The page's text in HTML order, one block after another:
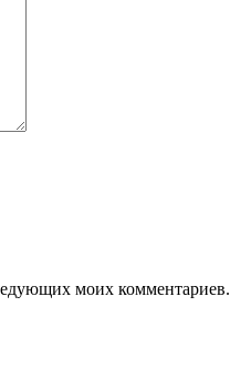
моих комментариев.